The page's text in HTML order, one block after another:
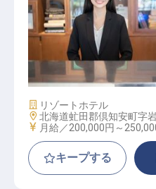
宿泊予約スタッフ
施設業態
リゾートホテル
勤務地
北海道虻田郡倶知安町字
給与
月給／200,000円～
キープする